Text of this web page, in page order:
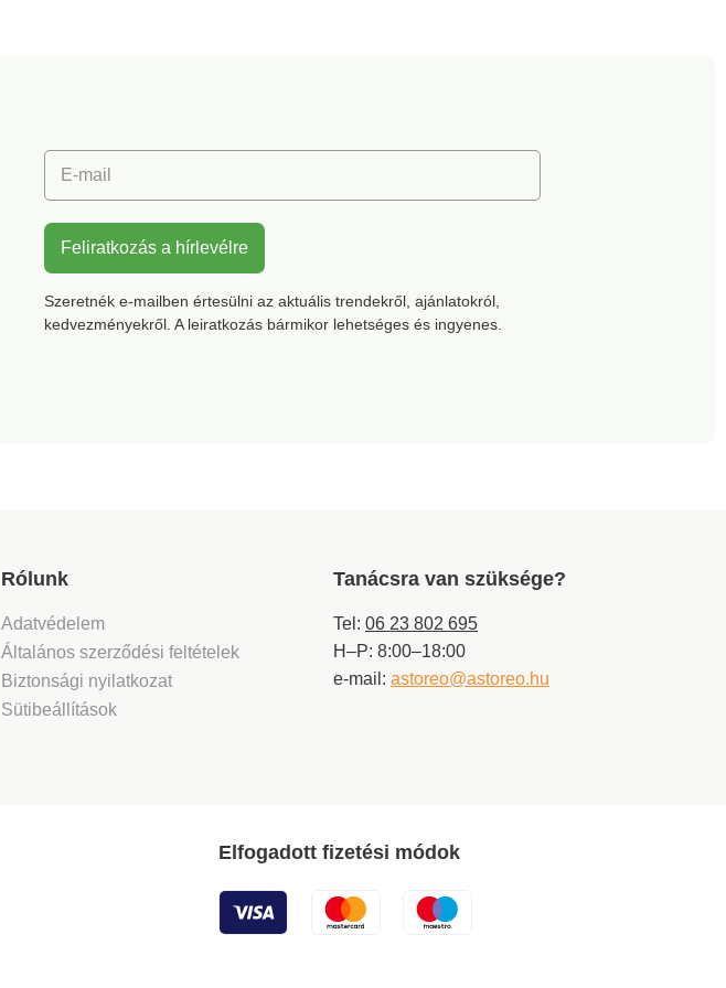
E-mail
Feliratkozás a hírlevélre
Szeretnék e-mailben értesülni az aktuális trendekről, ajánlatokról,
kedvezményekről. A leiratkozás bármikor lehetséges és ingyenes.
Rólunk
Adatvédelem
Általános szerződési feltételek
Biztonsági nyilatkozat
Sütibeállítások
Tanácsra van szüksége?
Tel: 06 23 802 695
H–P: 8:00–18:00
e-mail: astoreo@astoreo.hu
Elfogadott fizetési módok